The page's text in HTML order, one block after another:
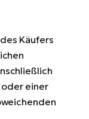
Käufers
einer